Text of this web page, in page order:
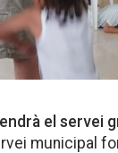
el servei
municipal